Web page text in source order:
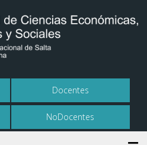
Docentes
NoDocentes